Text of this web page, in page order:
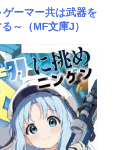
ーマー共は武器を
～（MF文庫J）